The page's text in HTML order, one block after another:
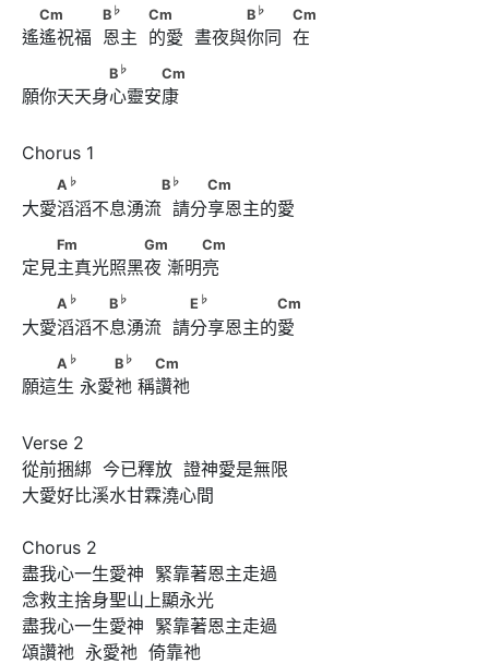
Cm　　　       B
Cm
B♭ Cm
Cm B ♭ Cm B ♭ Cm
遙遙祝福  恩主  的愛  晝夜與你同  在
B ♭ Cm
B ♭ Cm
願你天天身心靈安康
A ♭ B ♭ Cm
A ♭ B ♭ Cm
大愛滔滔不息湧流  請分享恩主的愛
Fm　　　　　Gm　      　　Cm
Fm Gm Cm
定見主真光照黑夜 漸明亮
A ♭ B E ♭ Cm
A ♭ B ♭ E ♭ Cm
大愛滔滔不息湧流  請分享恩主的愛
A ♭ B
A ♭ B ♭ Cm
願這生 永愛祂 稱讚祂
Verse 2
從前捆綁  今已釋放  證神愛是無限
大愛好比溪水甘霖澆心間
Chorus 2
盡我心一生愛神  緊靠著恩主走過
念救主捨身聖山上顯永光
盡我心一生愛神  緊靠著恩主走過
頌讚祂  永愛祂  倚靠祂